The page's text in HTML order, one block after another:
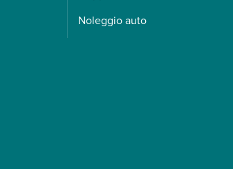
Noleggio auto